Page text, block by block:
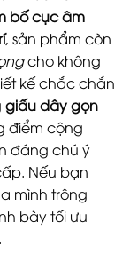
bố cục âm
, sản phẩm còn
cho không
kế chắc chắn
giấu dây gọn
điểm cộng
đáng chú ý
Nếu bạn
mình trông
bày tối ưu